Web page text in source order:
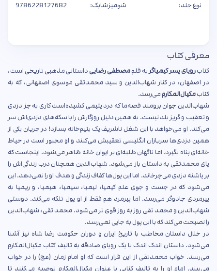
نوع جلد:
شومیزشابک:
9786228127682
معرفی کتاب
کتابرویای پسر کیمیاگر به قلممصطفی رضایی داستانی مذهبی تاریخی است،
در اصفهان، در کنار شهاب‌الدین و سید محمدتقی موسوی اصفهانی، که به
کتابمکیال‌المکارممی‌رسد.
شهاب‌الدین جوان برومند قصه‌ما که درد یتیمی کشیده‌است کاری به جز دزدی
و تعقیب و گریز بلد نیست. به همین دلیل روزگارش را با سکه‌های دزدی‌اش سر
می‌کند. او می‌خواهد با این شغل ناشریف یک یتیم‌خانه بسازد! در جریان یکی از
همین دزدی‌ها سربازان انگلیسی تعقیبش می‌کنند و او مجبور است در حیاط
خانه‌ای پناه بگیرد. اما ناگهان طلبه‌ای بر ایوان خانه ظاهر می‌شود. اینجاست که
پای محمدتقی به داستان باز می‌شود. شهاب‌الدین همچنان درب زندگی‌اش را
بر پاشنه دزدی می‌چرخاند. اما این پول‌ها کفاف زندگی و هدف او را نمی‌دهد. این
می‌شود که در جست و جوی علم کیمیا، لیمیا، سیمیا، هیمیا، و ریمیا به
پیرمردی جادوگر می‌رسد. اما پیرمرد هم فقط از او پول تلکه می‌کند. دوستی
شهاب‌الدین و محمد تقی روز به روز قوی تر می‌شود. محمد تقی، شهاب‌الدین
را نصیحت می‌کند که با این پول به جایی نمی‌رسد.
در خلال داستان مخاطب با تاریخ ایران و دوران حکومت رضا شاه نیز آشنا
می‌شود. داستان اندک اندک با یک رویای صادقه به تالیف کتاب مکیال‌المکارم
می‌رسد. خواب محمدتقی از این قرار است که او امام زمان (عج) را در خواب
می‌بیند. امام او را به تالیف کتابی با عنوان مکیال‌المکارم توصیه می‌کنند تا